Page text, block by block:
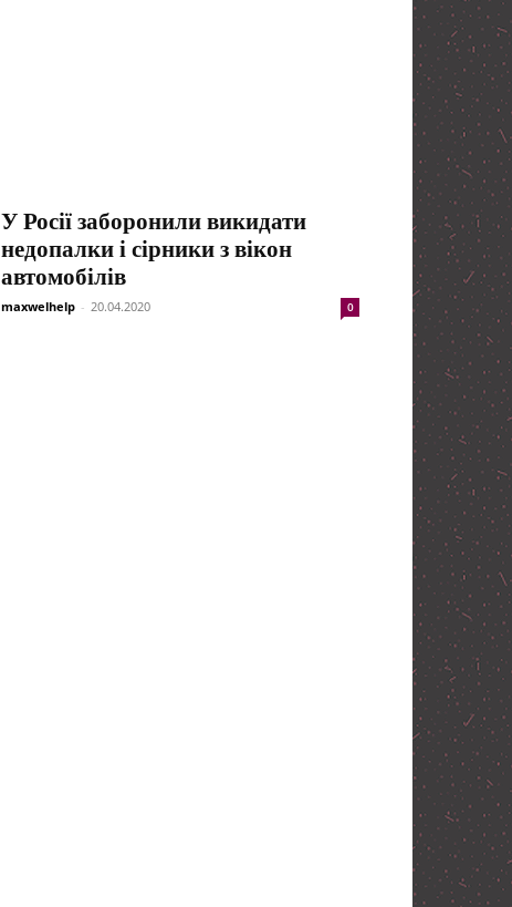
У Росії заборонили викидати
недопалки і сірники з вікон
автомобілів
maxwelhelp - 20.04.2020 0